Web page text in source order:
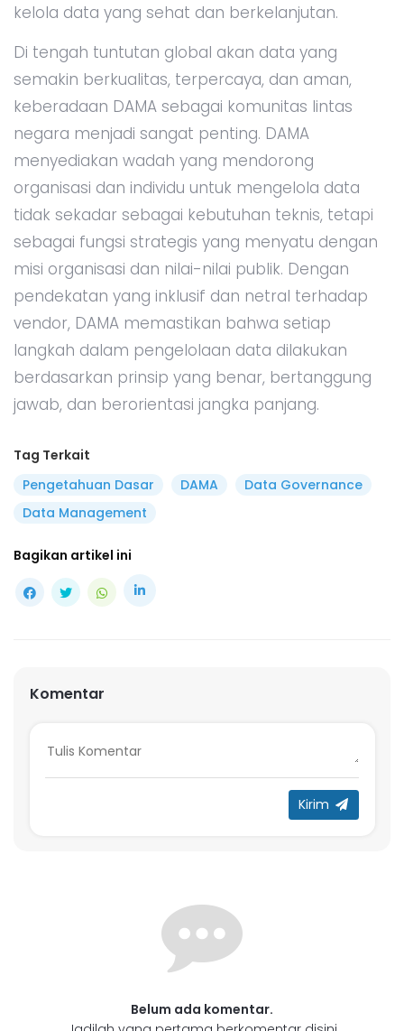
kelola data yang sehat dan berkelanjutan.
Di tengah tuntutan global akan data yang
semakin berkualitas, terpercaya, dan aman,
keberadaan DAMA sebagai komunitas lintas
negara menjadi sangat penting. DAMA
menyediakan wadah yang mendorong
organisasi dan individu untuk mengelola data
tidak sekadar sebagai kebutuhan teknis, tetapi
sebagai fungsi strategis yang menyatu dengan
misi organisasi dan nilai-nilai publik. Dengan
pendekatan yang inklusif dan netral terhadap
vendor, DAMA memastikan bahwa setiap
langkah dalam pengelolaan data dilakukan
berdasarkan prinsip yang benar, bertanggung
jawab, dan berorientasi jangka panjang.
Tag Terkait
Pengetahuan Dasar
DAMA
Data Governance
Data Management
Bagikan artikel ini
Komentar
Kirim
Belum ada komentar.